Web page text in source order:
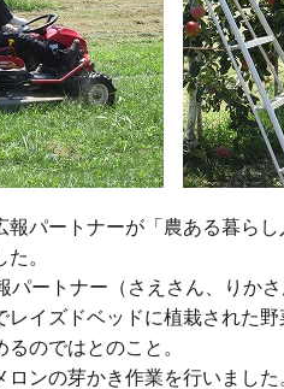
パートナーが「農ある暮ら
。
ートナー（さえさん、りかさ
イズドベッドに植栽された
のではとのこと。
ンの芽かき作業を行いまし